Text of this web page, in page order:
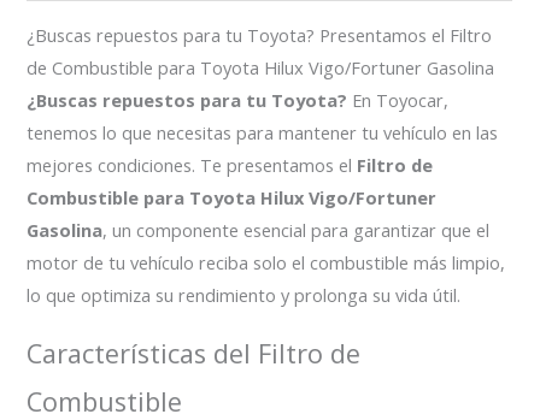
¿Buscas repuestos para tu Toyota? Presentamos el Filtro
de Combustible para Toyota Hilux Vigo/Fortuner Gasolina
¿Buscas repuestos para tu Toyota? En Toyocar,
tenemos lo que necesitas para mantener tu vehículo en las
mejores condiciones. Te presentamos el Filtro de
Combustible para Toyota Hilux Vigo/Fortuner
Gasolina, un componente esencial para garantizar que el
motor de tu vehículo reciba solo el combustible más limpio,
lo que optimiza su rendimiento y prolonga su vida útil.
Características del Filtro de
Combustible